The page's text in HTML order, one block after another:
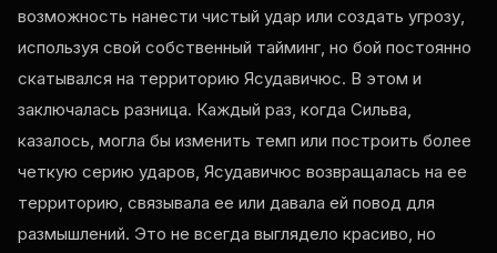
возможность нанести чистый удар или создать угрозу,
используя свой собственный тайминг, но бой постоянно
скатывался на территорию Ясудавичюс. В этом и
заключалась разница. Каждый раз, когда Сильва,
казалось, могла бы изменить темп или построить более
четкую серию ударов, Ясудавичюс возвращалась на ее
территорию, связывала ее или давала ей повод для
размышлений. Это не всегда выглядело красиво, но